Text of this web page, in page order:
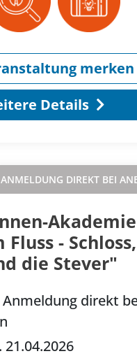
merken
Details
ANMELDUNG DIREKT BEI
Akademie
- Schloss,
die Stever"
Anmeldung direkt
21.04.2026